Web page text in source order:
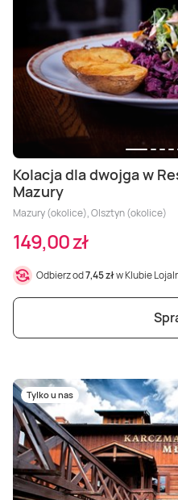
Kolacja dla dwojga w
Mazury
Mazury (okolice), Olsztyn (okolice)
149,00 zł
Odbierz od7,45 złw Klubie
Tylko u nas